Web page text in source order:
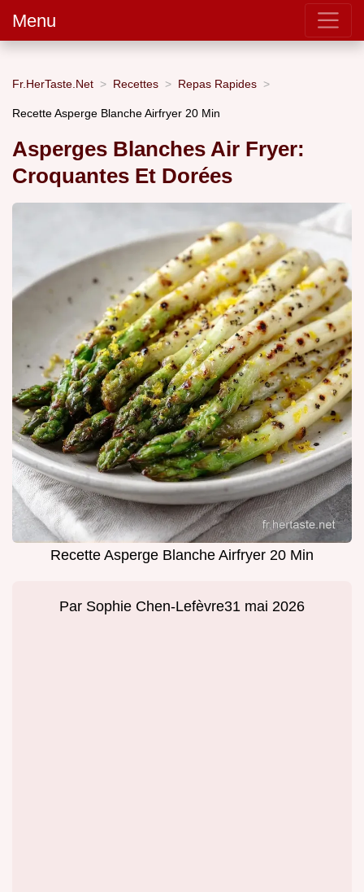
Menu
Fr.HerTaste.Net Recettes Repas Rapides
Recette Asperge Blanche Airfryer 20 Min
Asperges Blanches Air Fryer:
Croquantes Et Dorées
Recette Asperge Blanche Airfryer 20 Min
Par Sophie Chen-Lefèvre31 mai 2026